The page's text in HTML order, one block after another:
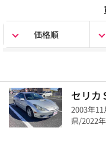
価格順
セリカ
2003年
県/2022